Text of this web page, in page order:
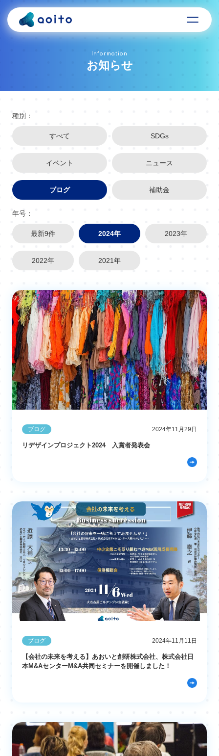
Information
お知らせ
種別：
すべて SDGs
イベント ニュース
ブログ 補助金
年号：
最新9件 2024年 2023年
2022年 2021年
ブログ 2024年11月29日
リデザインプロジェクト2024 入賞者発表会
ブログ 2024年11月11日
【会社の未来を考える】あおいと創研株式会社、株式会社日
本M&AセンターM&A共同セミナーを開催しました！